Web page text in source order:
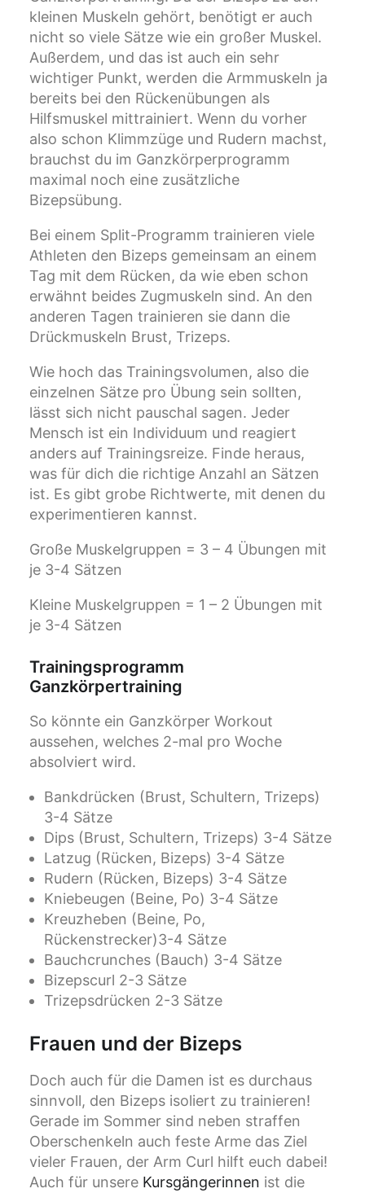
kleinen Muskeln gehört, benötigt er auch
nicht so viele Sätze wie ein großer Muskel.
Außerdem, und das ist auch ein sehr
wichtiger Punkt, werden die Armmuskeln ja
bereits bei den Rückenübungen als
Hilfsmuskel mittrainiert. Wenn du vorher
also schon Klimmzüge und Rudern machst,
brauchst du im Ganzkörperprogramm
maximal noch eine zusätzliche
Bizepsübung.
Bei einem Split-Programm trainieren viele
Athleten den Bizeps gemeinsam an einem
Tag mit dem Rücken, da wie eben schon
erwähnt beides Zugmuskeln sind. An den
anderen Tagen trainieren sie dann die
Drückmuskeln Brust, Trizeps.
Wie hoch das Trainingsvolumen, also die
einzelnen Sätze pro Übung sein sollten,
lässt sich nicht pauschal sagen. Jeder
Mensch ist ein Individuum und reagiert
anders auf Trainingsreize. Finde heraus,
was für dich die richtige Anzahl an Sätzen
ist. Es gibt grobe Richtwerte, mit denen du
experimentieren kannst.
Große Muskelgruppen = 3 – 4 Übungen mit
je 3-4 Sätzen
Kleine Muskelgruppen = 1 – 2 Übungen mit
je 3-4 Sätzen
Trainingsprogramm
Ganzkörpertraining
So könnte ein Ganzkörper Workout
aussehen, welches 2-mal pro Woche
absolviert wird.
Bankdrücken (Brust, Schultern, Trizeps)
3-4 Sätze
Dips (Brust, Schultern, Trizeps) 3-4 Sätze
Latzug (Rücken, Bizeps) 3-4 Sätze
Rudern (Rücken, Bizeps) 3-4 Sätze
Kniebeugen (Beine, Po) 3-4 Sätze
Kreuzheben (Beine, Po,
Rückenstrecker)3-4 Sätze
Bauchcrunches (Bauch) 3-4 Sätze
Bizepscurl 2-3 Sätze
Trizepsdrücken 2-3 Sätze
Frauen und der Bizeps
Doch auch für die Damen ist es durchaus
sinnvoll, den Bizeps isoliert zu trainieren!
Gerade im Sommer sind neben straffen
Oberschenkeln auch feste Arme das Ziel
vieler Frauen, der Arm Curl hilft euch dabei!
Auch für unsere Kursgängerinnen ist die